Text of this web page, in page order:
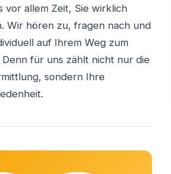
vor allem Zeit, Sie wirklich
Wir hören zu, fragen nach und
auf Ihrem Weg zum
für uns zählt nicht nur die
sondern Ihre